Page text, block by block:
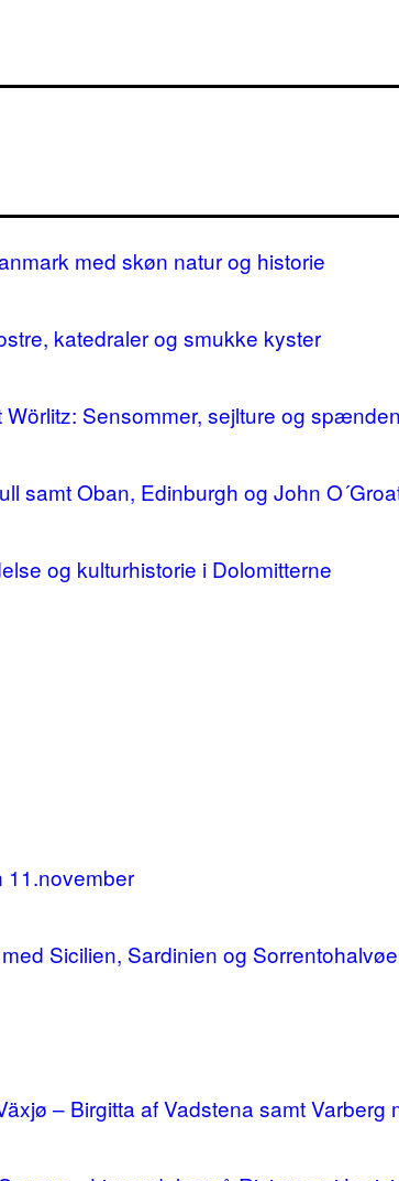
med skøn natur og historie
katedraler og smukke kyster
Sensommer, sejlture og
samt Oban, Edinburgh og John
og kulturhistorie i Dolomitterne
11.november
Sicilien, Sardinien og
– Birgitta af Vadstena samt